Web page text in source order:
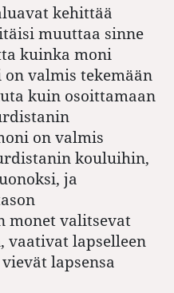
kehittää
muuttaa sinne
kuinka moni
valmis tekemään
kuin osoittamaan
on valmis
kouluihin,
ja
monet valitsevat
vaativat lapselleen
lapsensa